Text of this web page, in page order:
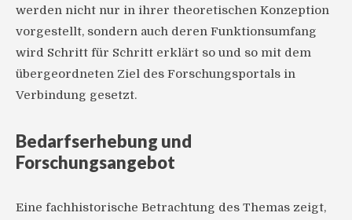
werden nicht nur in ihrer theoretischen Konzeption
vorgestellt, sondern auch deren Funktionsumfang
wird Schritt für Schritt erklärt so und so mit dem
übergeordneten Ziel des Forschungsportals in
Verbindung gesetzt.
Bedarfserhebung und
Forschungsangebot
Eine fachhistorische Betrachtung des Themas zeigt,